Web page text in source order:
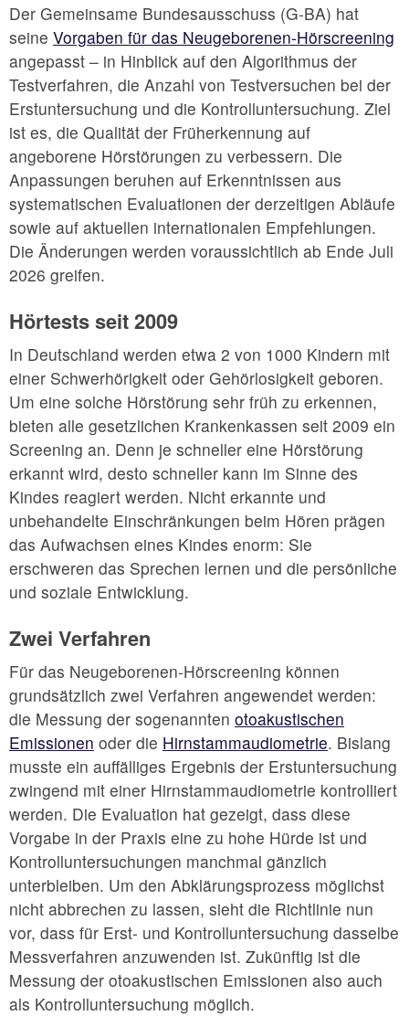
Der Gemeinsame Bundesausschuss (G-BA) hat
seine Vorgaben für das Neugeborenen-Hörscreening
angepasst – in Hinblick auf den Algorithmus der
Testverfahren, die Anzahl von Testversuchen bei der
Erstuntersuchung und die Kontrolluntersuchung. Ziel
ist es, die Qualität der Früherkennung auf
angeborene Hörstörungen zu verbessern. Die
Anpassungen beruhen auf Erkenntnissen aus
systematischen Evaluationen der derzeitigen Abläufe
sowie auf aktuellen internationalen Empfehlungen.
Die Änderungen werden voraussichtlich ab Ende Juli
2026 greifen.
Hörtests seit 2009
In Deutschland werden etwa 2 von 1000 Kindern mit
einer Schwerhörigkeit oder Gehörlosigkeit geboren.
Um eine solche Hörstörung sehr früh zu erkennen,
bieten alle gesetzlichen Krankenkassen seit 2009 ein
Screening an. Denn je schneller eine Hörstörung
erkannt wird, desto schneller kann im Sinne des
Kindes reagiert werden. Nicht erkannte und
unbehandelte Einschränkungen beim Hören prägen
das Aufwachsen eines Kindes enorm: Sie
erschweren das Sprechen lernen und die persönliche
und soziale Entwicklung.
Zwei Verfahren
Für das Neugeborenen-Hörscreening können
grundsätzlich zwei Verfahren angewendet werden:
die Messung der sogenannten otoakustischen
Emissionen oder die Hirnstammaudiometrie. Bislang
musste ein auffälliges Ergebnis der Erstuntersuchung
zwingend mit einer Hirnstammaudiometrie kontrolliert
werden. Die Evaluation hat gezeigt, dass diese
Vorgabe in der Praxis eine zu hohe Hürde ist und
Kontrolluntersuchungen manchmal gänzlich
unterbleiben. Um den Abklärungsprozess möglichst
nicht abbrechen zu lassen, sieht die Richtlinie nun
vor, dass für Erst- und Kontrolluntersuchung dasselbe
Messverfahren anzuwenden ist. Zukünftig ist die
Messung der otoakustischen Emissionen also auch
als Kontrolluntersuchung möglich.